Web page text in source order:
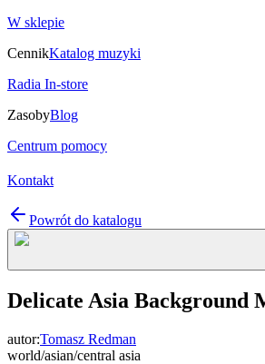
W sklepie
CennikKatalog muzyki
Radia In-store
ZasobyBlog
Centrum pomocy
Kontakt
Powrót do katalogu
Delicate Asia Background
autor:Tomasz Redman
world/asian/central asia